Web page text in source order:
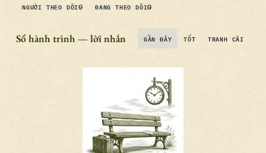
NGƯỜI THEO DÕI0 ĐANG THEO DÕI0
Sổ hành trình — lời nhắn GẦN ĐÂY TỐT TRANH CÃI